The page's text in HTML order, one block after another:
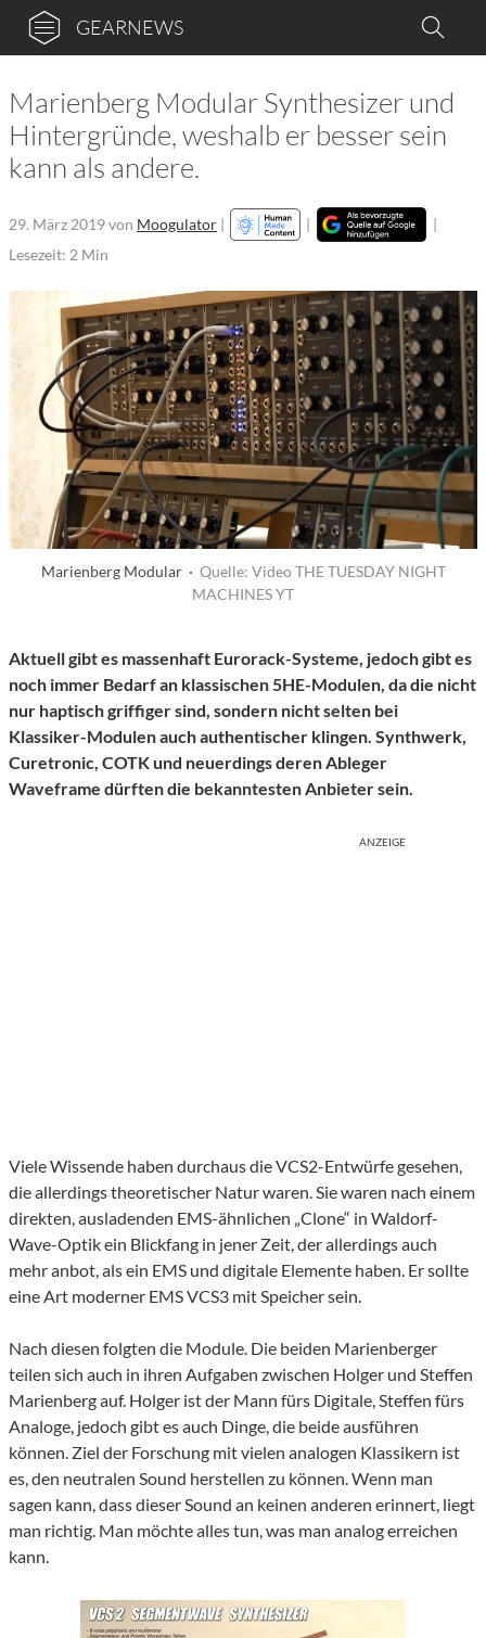
GEARNEWS
Marienberg Modular Synthesizer und
Hintergründe, weshalb er besser sein
kann als andere.
29. März 2019von Moogulator | |
|
Lesezeit: 2 Min
Marienberg Modular · Quelle: Video THE TUESDAY NIGHT
MACHINES YT
Aktuell gibt es massenhaft Eurorack-Systeme, jedoch gibt es
noch immer Bedarf an klassischen 5HE-Modulen, da die nicht
nur haptisch griffiger sind, sondern nicht selten bei
Klassiker-Modulen auch authentischer klingen. Synthwerk,
Curetronic, COTK und neuerdings deren Ableger
Waveframe dürften die bekanntesten Anbieter sein.
ANZEIGE
Viele Wissende haben durchaus die VCS2-Entwürfe gesehen,
die allerdings theoretischer Natur waren. Sie waren nach einem
direkten, ausladenden EMS-ähnlichen „Clone“ in Waldorf-
Wave-Optik ein Blickfang in jener Zeit, der allerdings auch
mehr anbot, als ein EMS und digitale Elemente haben. Er sollte
eine Art moderner EMS VCS3 mit Speicher sein.
Nach diesen folgten die Module. Die beiden Marienberger
teilen sich auch in ihren Aufgaben zwischen Holger und Steffen
Marienberg auf. Holger ist der Mann fürs Digitale, Steffen fürs
Analoge, jedoch gibt es auch Dinge, die beide ausführen
können. Ziel der Forschung mit vielen analogen Klassikern ist
es, den neutralen Sound herstellen zu können. Wenn man
sagen kann, dass dieser Sound an keinen anderen erinnert, liegt
man richtig. Man möchte alles tun, was man analog erreichen
kann.